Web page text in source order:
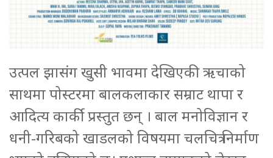
उत्पल झासंग खुसी भावमा देखिएकी ऋचाको
साथमा पोस्टरमा बालकलाकार सम्राट थापा र
आदित्य कार्की प्रस्तुत छन् । बाल मनोविज्ञान र
धनी-गरिबको खाडलको विषयमा चलचित्र निर्माण